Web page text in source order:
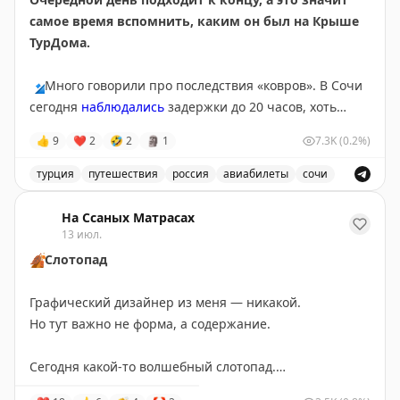
Всего свободных мест:3
самое время вспомнить, каким он был на Крыше
ТурДома.
🔹Много говорили про последствия «ковров». В Сочи
сегодня наблюдались задержки до 20 часов, хоть
Серьезные корректировки в графиках приводят к
тому, что пассажиры чащеоформляют страховки
на
этот случай. Проверили, не врут ли цифры в
федеральных СМИ,опросом
на Крыше ТурДома. Рост
подтверждают
страховщики.
🔹Другая тема, получившая много внимания в СМИ –
утром разбирались вотравленииболее 50 туристов
второй половине дня Минздрав Турции
👍 9 ❤ 2 🤣 2 🗿 1 7.3K(0.2%)
турция путешествия россия авиабилеты сочи
На Ссаных Матрасах
13 июл.
🍂Слотопад
Графический дизайнер из меня — никакой.
Но тут важно не форма, а содержание.
Сегодня какой-то волшебный слотопад.